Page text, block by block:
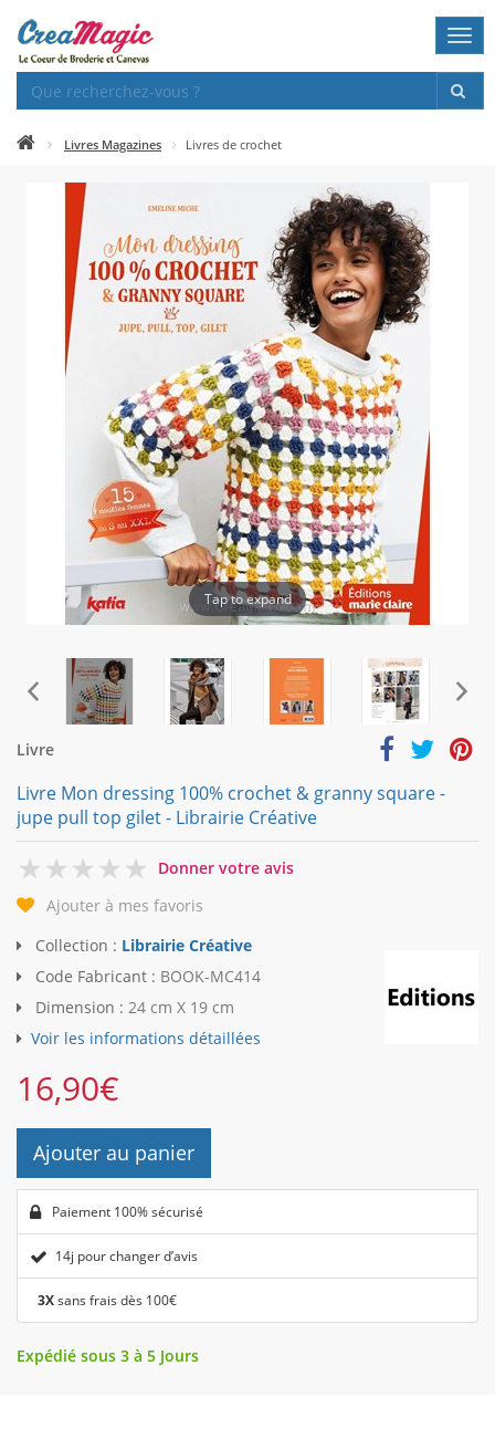
Livres Magazines Livres de crochet
Tap to expand
Livre
Livre Mon dressing 100% crochet & granny square -
jupe pull top gilet - Librairie Créative
0
Donner votre avis
Ajouter à mes favoris
Collection : Librairie Créative
Code Fabricant : BOOK-MC414
Dimension : 24 cm X 19 cm
Voir les informations détaillées
16,90€
Ajouter au panier
Paiement 100% sécurisé
14j pour changer d’avis
3Xsans frais dès 100€
Expédié sous 3 à 5 Jours